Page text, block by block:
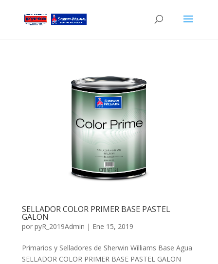
SELLADOR COLOR PRIMER BASE PASTEL
GALON
por pyR_2019Admin | Ene 15, 2019
Primarios y Selladores de Sherwin Williams Base Agua
SELLADOR COLOR PRIMER BASE PASTEL GALON